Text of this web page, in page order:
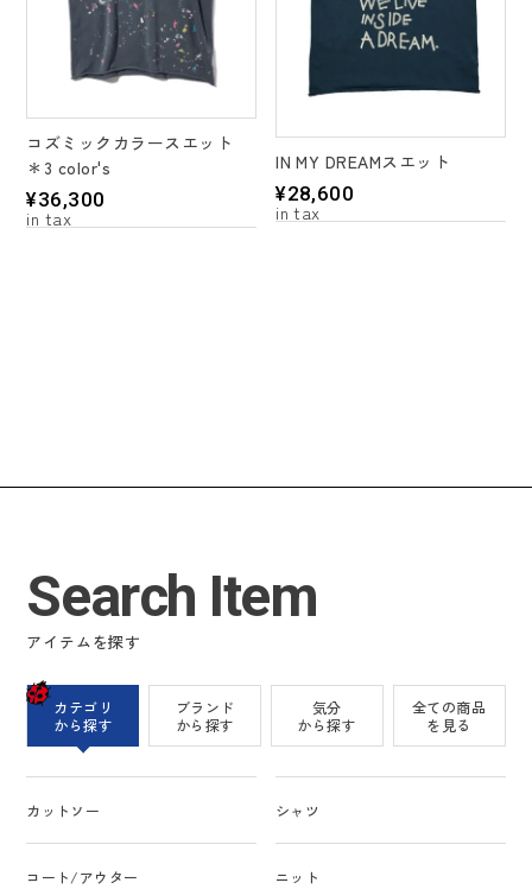
コズミックカラースエット
＊3 color's
¥36,300
IN MY DREAMスエット
¥28,600
Search Item
アイテムを探す
カテゴリ
から探す
ブランド
から探す
気分
から探す
全ての商品
を見る
カットソー シャツ
コート/アウター ニット